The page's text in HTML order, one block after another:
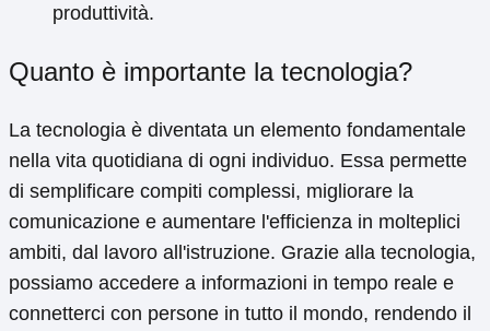
produttività.
Quanto è importante la tecnologia?
La tecnologia è diventata un elemento fondamentale
nella vita quotidiana di ogni individuo. Essa permette
di semplificare compiti complessi, migliorare la
comunicazione e aumentare l'efficienza in molteplici
ambiti, dal lavoro all'istruzione. Grazie alla tecnologia,
possiamo accedere a informazioni in tempo reale e
connetterci con persone in tutto il mondo, rendendo il